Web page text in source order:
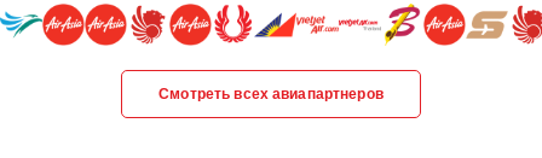
Смотреть всех авиапартнеров